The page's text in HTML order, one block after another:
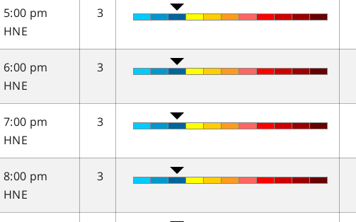
5:00 pm
HNE
3
6:00 pm
HNE
3
7:00 pm
HNE
3
8:00 pm
HNE
3